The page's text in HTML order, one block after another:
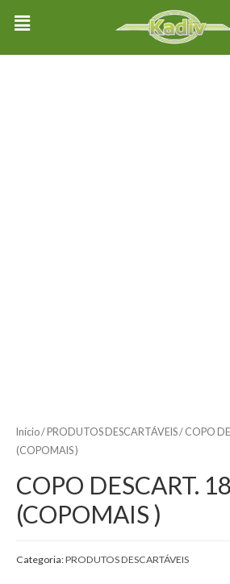
Início/ PRODUTOS DESCARTÁVEIS/ COPO
(COPOMAIS )
COPO DESCART.
(COPOMAIS )
Categoria:PRODUTOS DESCARTÁVEIS